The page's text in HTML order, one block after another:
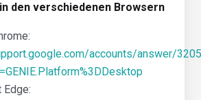
den verschiedenen Browsern
accounts/answer/